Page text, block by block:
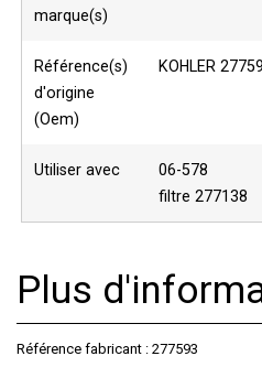
marque(s)
Référence(s)
d'origine
(Oem)
KOHLER
Utiliser avec
06-578
filtre 277138
Plus
Référence fabricant : 277593